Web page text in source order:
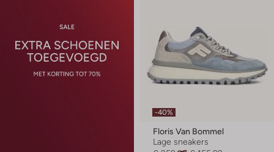
-40%
Floris Van Bommel
Lage sneakers